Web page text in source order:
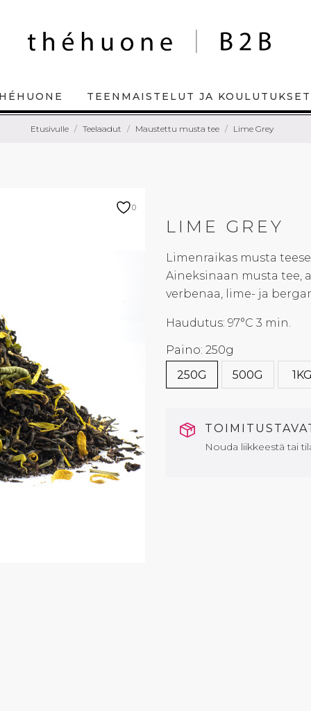
TEENMAISTELUT JA KOULUTUKSET
Etusivulle Teelaadut Maustettu musta tee Lime Grey
0
LIME GREY
Limenraikas musta
Aineksinaan musta tee,
verbenaa, lime- ja
Haudutus: 97°C 3 min.
Paino: 250g
250G
500G
Nouda liikkeestä tai